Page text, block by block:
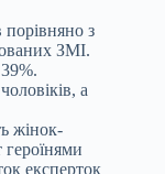
порівняно з
ЗМІ.
а
жінок-
героїнями
експерток